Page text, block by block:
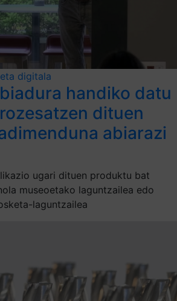
digitala
handiko datu
dituen
abiarazi
ugari dituen produktu bat
museoetako laguntzailea edo
laguntzailea